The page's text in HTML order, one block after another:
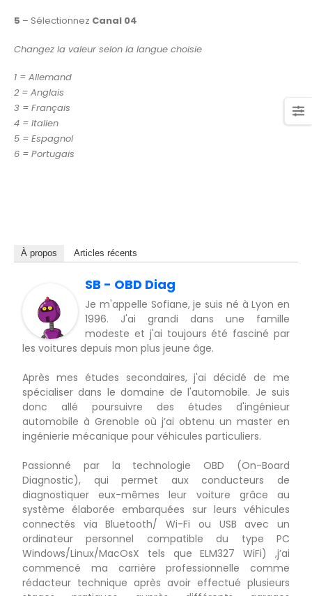
5 – Sélectionnez Canal 04
Changez la valeur selon la langue choisie
1 = Allemand
2 = Anglais
3 = Français
4 = Italien
5 = Espagnol
6 = Portugais
À propos Articles récents
SB - OBD Diag
Je m'appelle Sofiane, je suis né à Lyon en
1996. J'ai grandi dans une famille
modeste et j'ai toujours été fasciné par
les voitures depuis mon plus jeune âge.
Après mes études secondaires, j'ai décidé de me
spécialiser dans le domaine de l'automobile. Je suis
donc allé poursuivre des études d'ingénieur
automobile à Grenoble où j’ai obtenu un master en
ingénierie mécanique pour véhicules particuliers.
Passionné par la technologie OBD (On-Board
Diagnostic), qui permet aux conducteurs de
diagnostiquer eux-mêmes leur voiture grâce au
système élaborée embarquées sur leurs véhicules
connectés via Bluetooth/ Wi-Fi ou USB avec un
ordinateur personnel compatible du type PC
Windows/Linux/MacOsX tels que ELM327 WiFi) ,j’ai
commencé ma carrière professionnelle comme
rédacteur technique après avoir effectué plusieurs